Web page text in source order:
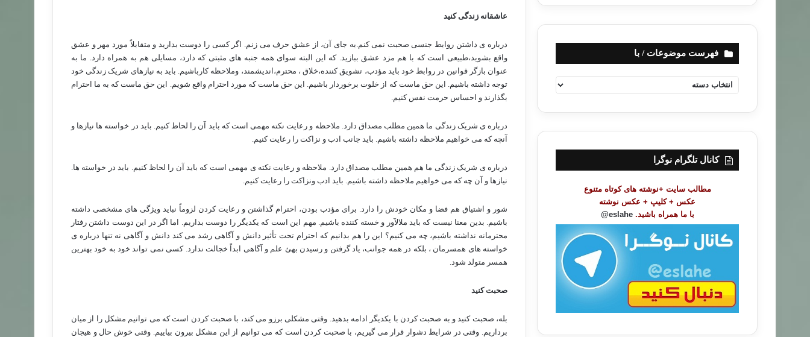
عاشقانه زندگی کنید
درباره ی داشتن روابط جنسی صحبت نمی کنم.به جای آن، از عشق حرف می زنم. اگر کسی را دوست بدارید و متقابلاً مورد مهر و عشق
واقع بشوید،طبیعی است که با هم مزد عشق ببازید. که این البته سوای همه جنبه های مثبتی که دارد، مسایلی هم به همراه دارد. ما به
عنوان بازگر قوانین در روابط خود باید مؤدب، تشویق کننده،خلاق ، محترم،اندیشمند، وملاحظه کارباشیم. باید به نیازهای شریک زندگی خود
توجه داشته باشیم. این حق ماست که از خلوت برخوردار باشیم. این حق ماست که مورد احترام واقع شویم. این حق ماست که به ما احترام
بگذارند و احساس حرمت نفس کنیم.
درباره ی شریک زندگی ما همین مطلب مصداق دارد. ملاحظه و رعایت نکته مهمی است که باید آن را لحاظ کنیم. باید در خواسته ها نیازها و
آنچه که می خواهیم ملاحظه داشته باشیم. باید جانب ادب و نزاکت را رعایت کنیم.
درباره ی شریک زندگی ما هم همین مطلب مصداق دارد. ملاحظه و رعایت نکته ی مهمی است که باید آن را لحاظ کنیم. باید در خواسته ها.
نیازها و آن چه که می خواهیم ملاحظه داشته باشیم. باید ادب ونزاکت را رعایت کنیم.
شور و اشتیاق هم فضا و مکان خودش را دارد. برای مؤدب بودن، احترام گذاشتن و رعایت کردن لزوماً نباید ویژگی های مشخصی داشته
باشیم. بدین معنا نیست که باید ملالآور و خسته کننده باشیم. مهم این است که یکدیگر را دوست بداریم. اما اگر در این دوست داشتن رفتار
محترمانه نداشته باشیم، چه می کنیم؟ این را هم بدانیم که احترام تحت تأثیر دانش و آگاهی رشد می کند دانش و آگاهی نه تنها درباره ی
خواسته های همسرمان ، بلکه در همه جوانب، یاد گرفتن و رسیدن بهئ علم و آگاهی ابداً خجالت ندارد. کسی نمی تواند خود به خود بهترین
همسر متولد شود.
صحبت کنید
بله، صحبت کنید و به صحبت کردن با یکدیگر ادامه بدهید. وقتی مشکلی برزو می کند، با صحبت کردن است که می توانیم مشکل را از میان
برداریم. وقتی در شرایط دشوار قرار می گیریم، با صحبت کردن است که می توانیم از این مشکل بیرون بیاییم. وقتی خوش حال و هیجان
فهرست موضوعات / با
ه
ت
ض
کانال تلگرام نوگرا
مطالب سایت +نوشته های کوتاه متنوع
عکس + کلیپ + عکس نوشته
با ما همراه باشید. eslahe@